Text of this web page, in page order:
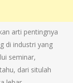
arti pentingnya
di industri yang
seminar,
dari situlah